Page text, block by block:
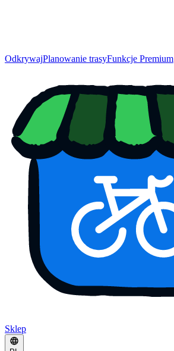
OdkrywajPlanowanie trasyFunkcje Premium
Sklep